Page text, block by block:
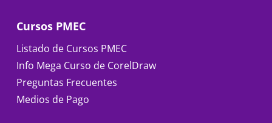
Cursos PMEC
Listado de Cursos PMEC
Info Mega Curso de CorelDraw
Preguntas Frecuentes
Medios de Pago